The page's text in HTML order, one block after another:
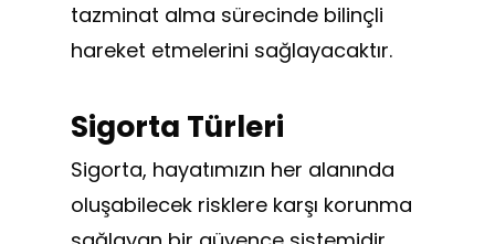
tazminat alma sürecinde bilinçli
hareket etmelerini sağlayacaktır.
Sigorta Türleri
Sigorta, hayatımızın her alanında
oluşabilecek risklere karşı korunma